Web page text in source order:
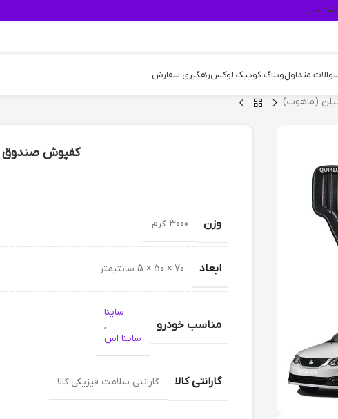
متداولوبلاگ کوییک لوکسرهگیری سفارش
(ماهوت)
کفپوش صندوق
وزن 3000 گرم
ابعاد 70 × 50 × 5 سانتیمتر
مناسب خودرو
ساینا
,
ساینا اس
گارانتی کالا گارانتی سلامت فیزیکی کالا